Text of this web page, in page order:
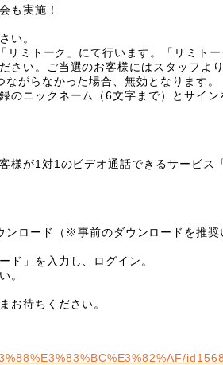
も実施！
い。
リミトーク」にて行います。「リミト
い。ご当選のお客様にはスタッフよ
がらなかった場合、無効となります。
のニックネーム（6文字まで）とサイン
様が1 対1 のビデオ通話できるサービス
ロード（※事前のダウンロードを推奨
」を入力し、ログイン。
。
お待ちください。